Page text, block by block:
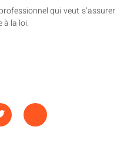
qui veut s’assurer
à la loi.